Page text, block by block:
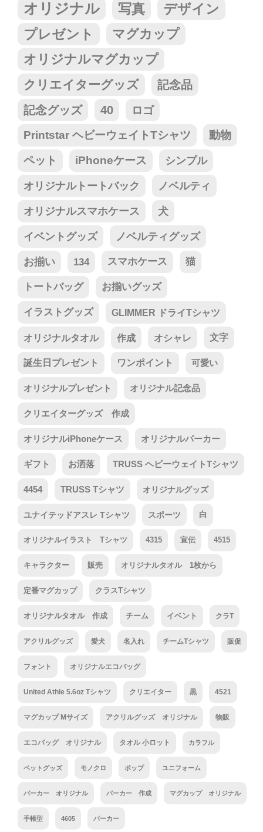
オリジナル 写真
デザイン
プレゼント
マグカップ
オリジナルマグカップ
クリエイターグッズ
記念品
記念グッズ
40 ロゴ
Printstar ヘビーウェイトTシャツ 動物
ペット iPhoneケース シンプル
オリジナルトートバック ノベルティ
オリジナルスマホケース 犬
イベントグッズ ノベルティグッズ
お揃い 134 スマホケース 猫
トートバッグ お揃いグッズ
イラストグッズ GLIMMER ドライTシャツ
オリジナルタオル 作成 オシャレ 文字
誕生日プレゼント ワンポイント 可愛い
オリジナルプレゼント オリジナル記念品
クリエイターグッズ 作成
オリジナルiPhoneケース オリジナルパーカー
ギフト お洒落 TRUSS ヘビーウェイトTシャツ
4454 TRUSS Tシャツ オリジナルグッズ
ユナイテッドアスレ Tシャツ スポーツ 白
オリジナルイラスト Tシャツ 4315 宣伝 4515
キャラクター 販売 オリジナルタオル 1枚から
定番マグカップ クラスTシャツ
オリジナルタオル 作成 チーム イベント クラT
アクリルグッズ 愛犬 名入れ チームTシャツ 販促
フォント オリジナルエコバッグ
United Athle 5.6oz Tシャツ クリエイター 黒 4521
マグカップ Mサイズ アクリルグッズ オリジナル 物販
エコバッグ オリジナル タオル 小ロット カラフル
ペットグッズ モノクロ ポップ ユニフォーム
パーカー オリジナル パーカー 作成 マグカップ オリジナル
手帳型 4605 パーカー